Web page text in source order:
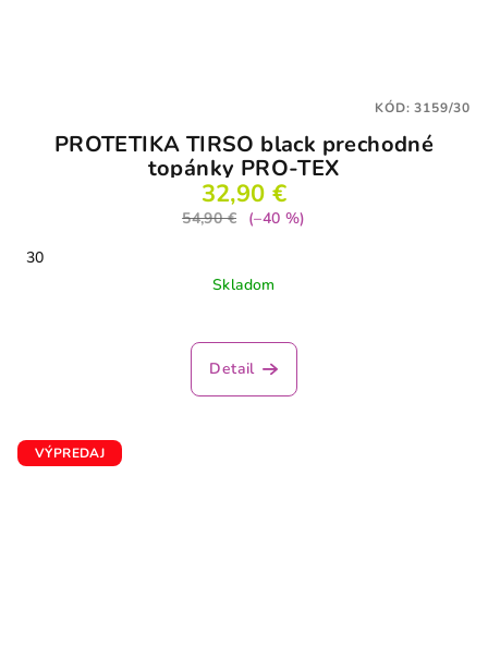
PROTETIKA TIRSO black prechodné
topánky PRO-TEX
32,90 €
54,90 €
(–40 %)
30
Skladom
Detail
KÓD:3159/30
VÝPREDAJ